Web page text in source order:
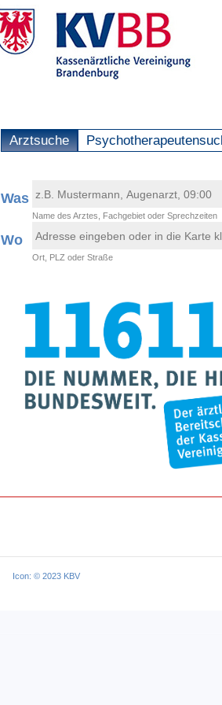
Arztsuche
Was
Name des Arztes, Fachgebiet oder Sprechzeiten
Wo
Ort, PLZ oder Straße
Icon: © 2023 KBV